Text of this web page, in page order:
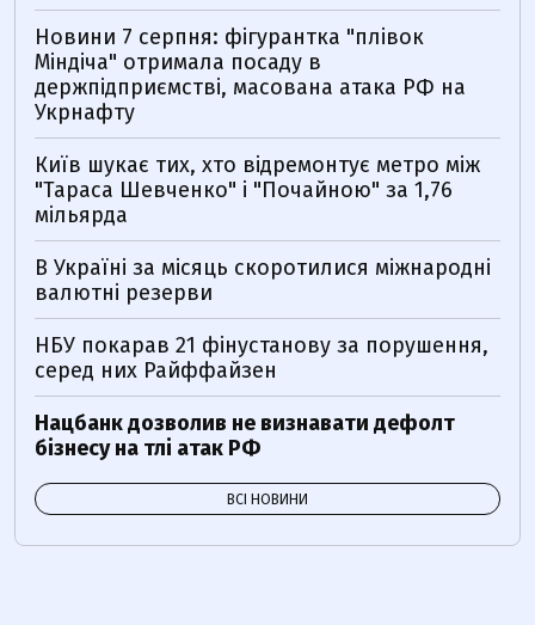
Новини 7 серпня: фігурантка "плівок
Міндіча" отримала посаду в
держпідприємстві, масована атака РФ на
Укрнафту
Київ шукає тих, хто відремонтує метро між
"Тараса Шевченко" і "Почайною" за 1,76
мільярда
В Україні за місяць скоротилися міжнародні
валютні резерви
НБУ покарав 21 фінустанову за порушення,
серед них Райффайзен
Нацбанк дозволив не визнавати дефолт
бізнесу на тлі атак РФ
ВСІ НОВИНИ